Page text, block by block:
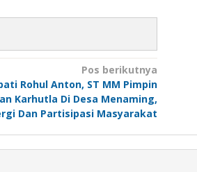
Pos berikutnya
Rohul Anton, ST MM Pimpin
Karhutla Di Desa Menaming,
Dan Partisipasi Masyarakat